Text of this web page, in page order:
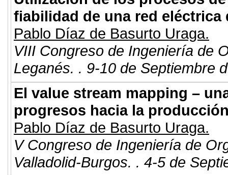
fiabilidad de una red eléctrica
Pablo Díaz de Basurto Uraga.
VIII Congreso de Ingeniería de
Leganés. . 9-10 de Septiembre
El value stream mapping –
progresos hacia la
Pablo Díaz de Basurto Uraga.
V Congreso de Ingeniería de
Valladolid-Burgos. . 4-5 de